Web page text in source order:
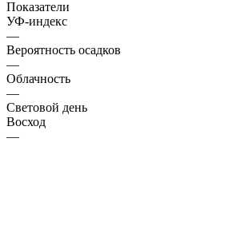
Показатели
УФ-индекс
—
Вероятность осадков
—
Облачность
—
Световой день
Восход
—